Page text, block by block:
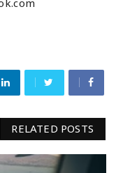
RELATED POSTS